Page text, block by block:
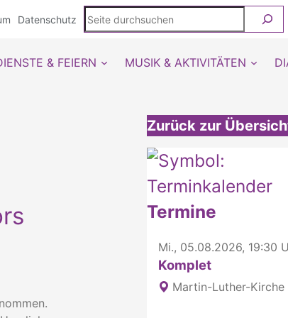
Datenschutz
Seite
durchsuchen
& FEIERN MUSIK & AKTIVITÄTEN
Zurück zur
Weitere interessante Inhalte
Termine
Mi., 05.08.2026, 19:30
Komplet
Martin-Luther-Kirche